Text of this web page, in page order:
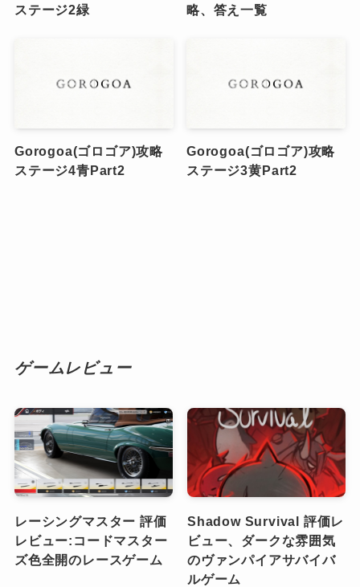
ステージ2緑
略、答え一覧
Gorogoa(ゴロゴア)攻略
ステージ4青Part2
Gorogoa(ゴロゴア)攻略
ステージ3黄Part2
ゲームレビュー
レーシングマスター 評価
レビュー:コードマスター
ズ色全開のレースゲーム
Shadow Survival 評価レ
ビュー、ダークな雰囲気
のヴァンパイアサバイバ
ルゲーム